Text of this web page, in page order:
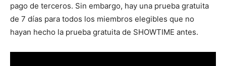
pago de terceros. Sin embargo, hay una prueba gratuita
de 7 días para todos los miembros elegibles que no
hayan hecho la prueba gratuita de SHOWTIME antes.